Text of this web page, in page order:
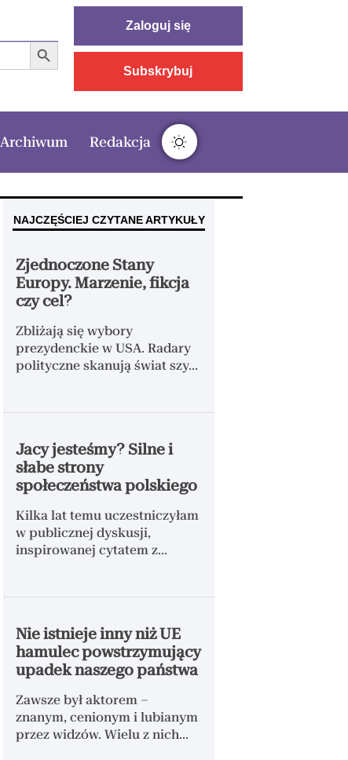
Search Button
Zaloguj się
Subskrybuj
Archiwum Redakcja
NAJCZĘŚCIEJ CZYTANE ARTYKUŁY